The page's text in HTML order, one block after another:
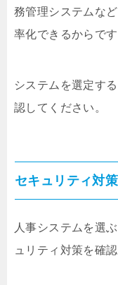
務管理システムな
率化できるからです
システムを選定す
認してください。
セキュリティ対
人事システムを選
ュリティ対策を確